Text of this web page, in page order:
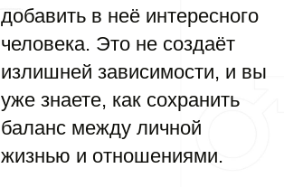
добавить в неё интересного
человека. Это не создаёт
излишней зависимости, и вы
уже знаете, как сохранить
баланс между личной
жизнью и отношениями.